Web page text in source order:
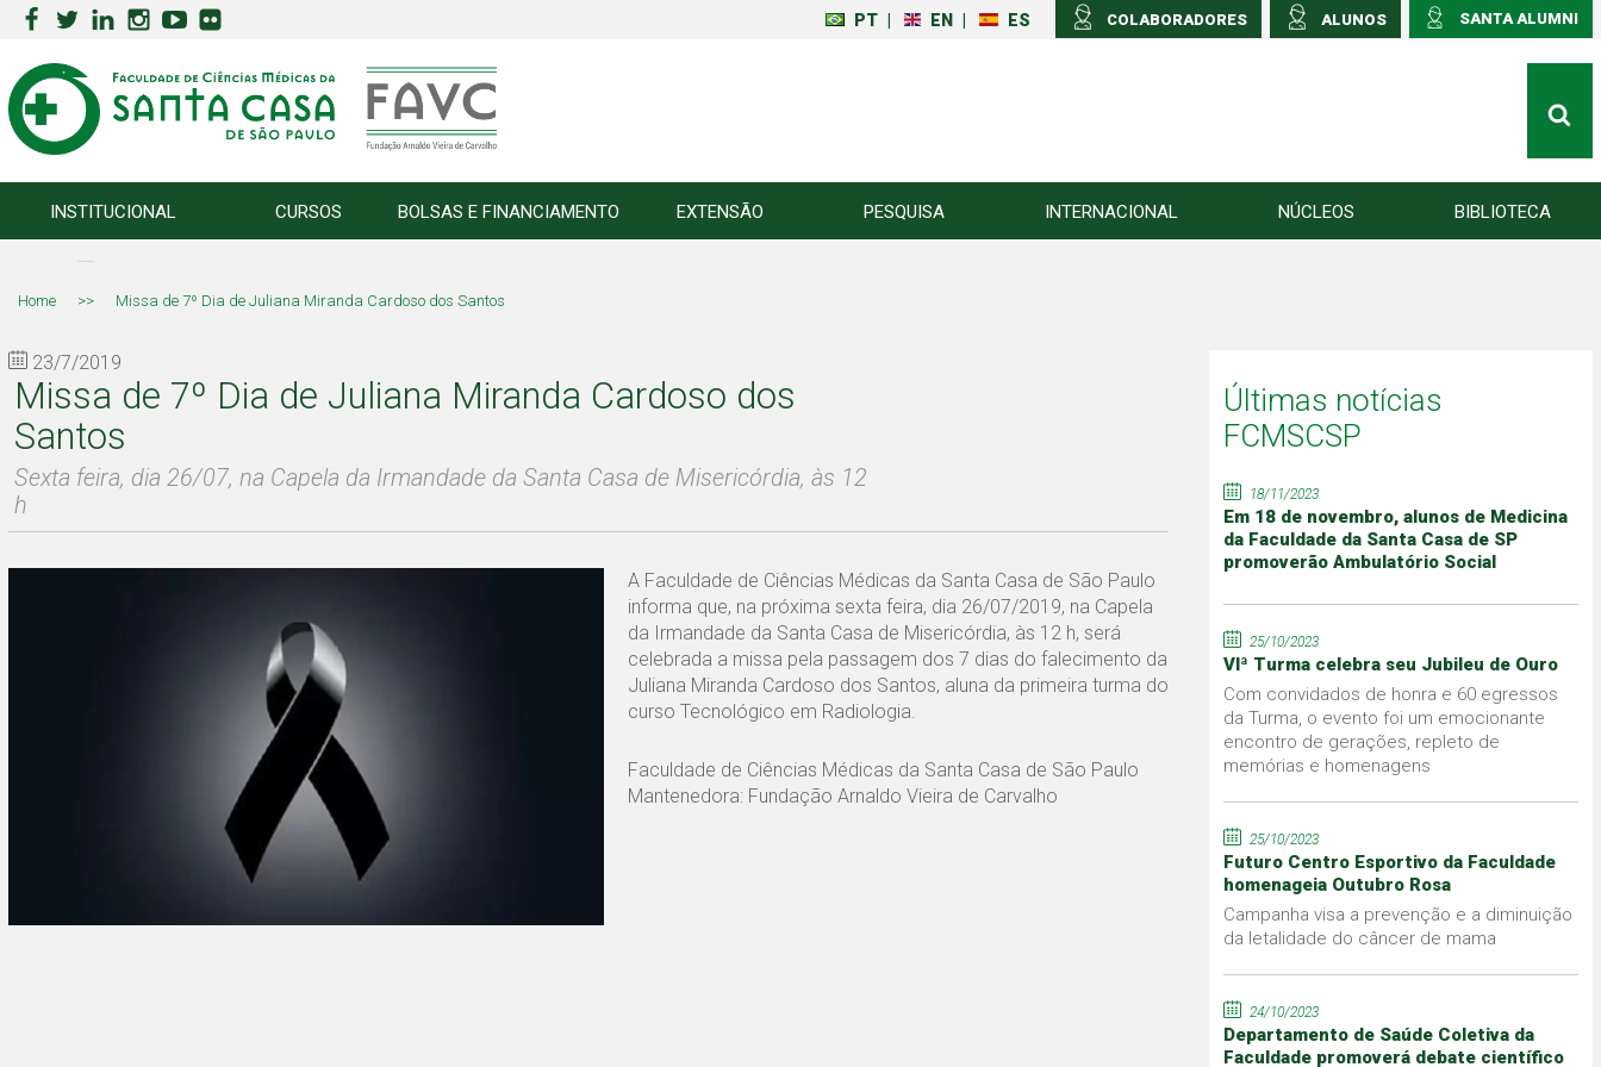
SANTA ALUMNI
ALUNOS
COLABORADORES
PT EN ES
INSTITUCIONAL CURSOS BOLSAS E FINANCIAMENTO EXTENSÃO PESQUISA INTERNACIONAL NÚCLEOS BIBLIOTECA
Home >> Missa de 7º Dia de Juliana Miranda Cardoso dos Santos
23/7/2019
Missa de 7º Dia de Juliana Miranda Cardoso dos
Santos
Sexta feira, dia 26/07, na Capela da Irmandade da Santa Casa de Misericórdia, às 12
h
A Faculdade de Ciências Médicas da Santa Casa de São Paulo
informa que, na próxima sexta feira, dia 26/07/2019, na Capela
da Irmandade da Santa Casa de Misericórdia, às 12 h, será
celebrada a missa pela passagem dos 7 dias do falecimento da
Juliana Miranda Cardoso dos Santos, aluna da primeira turma do
curso Tecnológico em Radiologia.
Faculdade de Ciências Médicas da Santa Casa de São Paulo
Mantenedora: Fundação Arnaldo Vieira de Carvalho
Últimas notícias
FCMSCSP
18/11/2023
Em 18 de novembro, alunos de Medicina
da Faculdade da Santa Casa de SP
promoverão Ambulatório Social
25/10/2023
VIª Turma celebra seu Jubileu de Ouro
Com convidados de honra e 60 egressos
da Turma, o evento foi um emocionante
encontro de gerações, repleto de
memórias e homenagens
25/10/2023
Futuro Centro Esportivo da Faculdade
homenageia Outubro Rosa
Campanha visa a prevenção e a diminuição
da letalidade do câncer de mama
24/10/2023
Departamento de Saúde Coletiva da
Faculdade promoverá debate científico